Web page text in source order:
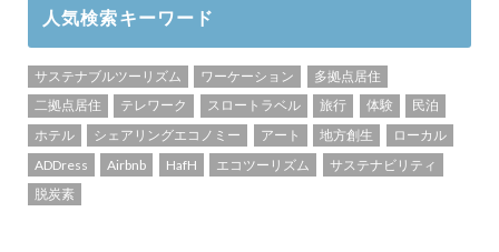
人気検索キーワード
サステナブルツーリズム ワーケーション
多拠点居住
二拠点居住
テレワーク スロートラベル 旅行 体験
民泊
ホテル
シェアリングエコノミー アート 地方創生
ローカル
ADDress
Airbnb HafH エコツーリズム
サステナビリティ
脱炭素